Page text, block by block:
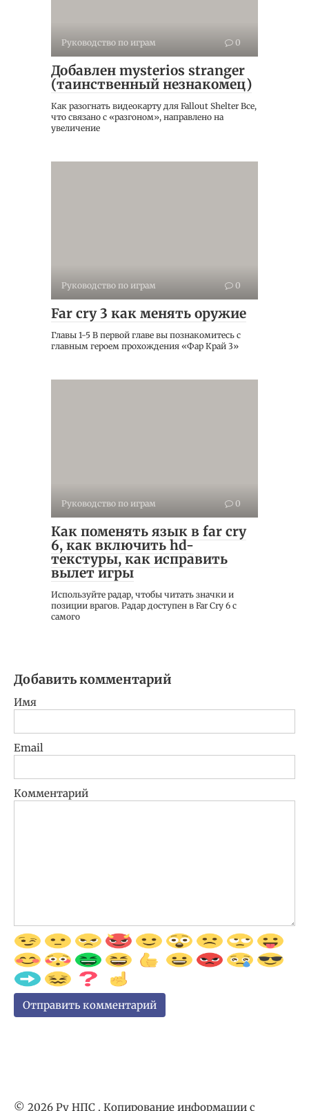
Руководство по играм 0
Добавлен mysterios stranger
(таинственный незнакомец)
Как разогнать видеокарту для Fallout Shelter Все,
что связано с «разгоном», направлено на
увеличение
Руководство по играм 0
Far cry 3 как менять оружие
Главы 1-5 В первой главе вы познакомитесь с
главным героем прохождения «Фар Край 3»
Руководство по играм 0
Как поменять язык в far cry
6, как включить hd-
текстуры, как исправить
вылет игры
Используйте радар, чтобы читать значки и
позиции врагов. Радар доступен в Far Cry 6 с
самого
Добавить комментарий
Имя
Email
Комментарий
© 2026 Ру НПС . Копирование информации с